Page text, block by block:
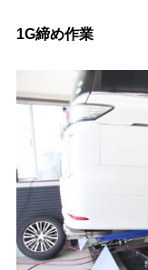
1G締め作業